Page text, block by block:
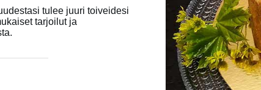
tulee juuri toiveidesi
tarjoilut ja